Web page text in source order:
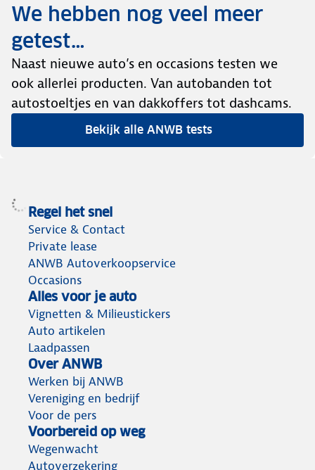
We hebben nog veel meer
getest…
Naast nieuwe auto’s en occasions testen we
ook allerlei producten. Van autobanden tot
autostoeltjes en van dakkoffers tot dashcams.
Bekijk alle ANWB tests
Regel het snel
Service & Contact
Private lease
ANWB Autoverkoopservice
Occasions
Alles voor je auto
Vignetten & Milieustickers
Auto artikelen
Laadpassen
Over ANWB
Werken bij ANWB
Vereniging en bedrijf
Voor de pers
Voorbereid op weg
Wegenwacht
Autoverzekering